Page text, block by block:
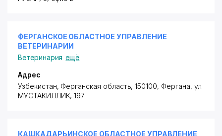
ФЕРГАНСКОЕ ОБЛАСТНОЕ УПРАВЛЕНИЕ
ВЕТЕРИНАРИИ
Ветеринария ещё
Адрес
Узбекистан, Ферганская область, 150100, Фергана, ул.
МУСТАКИЛЛИК, 197
КАШКАДАРЬИНСКОЕ ОБЛАСТНОЕ УПРАВЛЕНИЕ